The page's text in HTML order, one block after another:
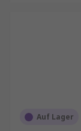
Auf Lager